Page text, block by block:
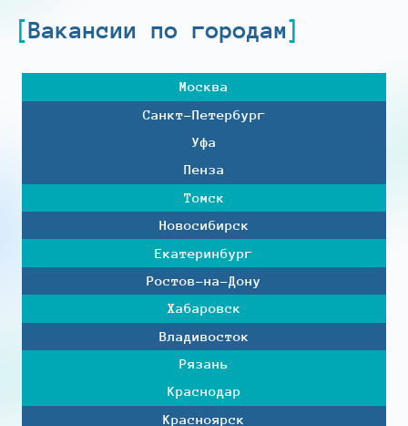
Вакансии по городам
Москва
Санкт-Петербург
Уфа
Пенза
Томск
Новосибирск
Екатеринбург
Ростов-на-Дону
Хабаровск
Владивосток
Рязань
Краснодар
Красноярск